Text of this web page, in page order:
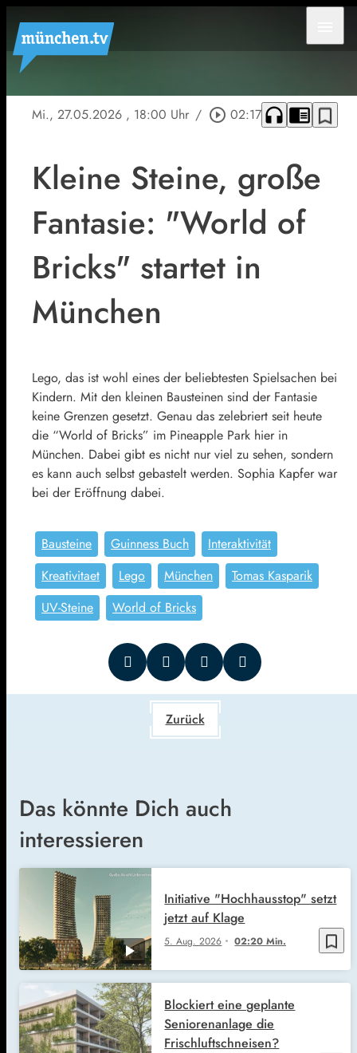
Mi., 27.05.2026 , 18:00 Uhr / play_circle_outline 02:17 headphones chrome_reader_mode bookmark_border
Kleine Steine, große
Fantasie: "World of
Bricks" startet in
München
Lego, das ist wohl eines der beliebtesten Spielsachen bei
Kindern. Mit den kleinen Bausteinen sind der Fantasie
keine Grenzen gesetzt. Genau das zelebriert seit heute
die “World of Bricks” im Pineapple Park hier in
München. Dabei gibt es nicht nur viel zu sehen, sondern
es kann auch selbst gebastelt werden. Sophia Kapfer war
bei der Eröffnung dabei.
Bausteine Guinness Buch
Interaktivität
Kreativitaet
Lego München
Tomas Kasparik
UV-Steine
World of Bricks
Zurück
Das könnte Dich auch
interessieren
bookmark_border
5. Aug. 2026 02:20 Min.
Initiative "Hochhausstop" setzt
jetzt auf Klage
Blockiert eine geplante
Seniorenanlage die
Frischluftschneisen?